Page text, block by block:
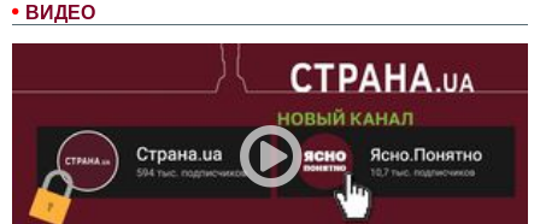
ВИДЕО